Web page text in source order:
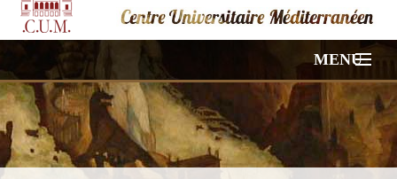
MENU
ACCUEIL
NOS CONFÉRENCES